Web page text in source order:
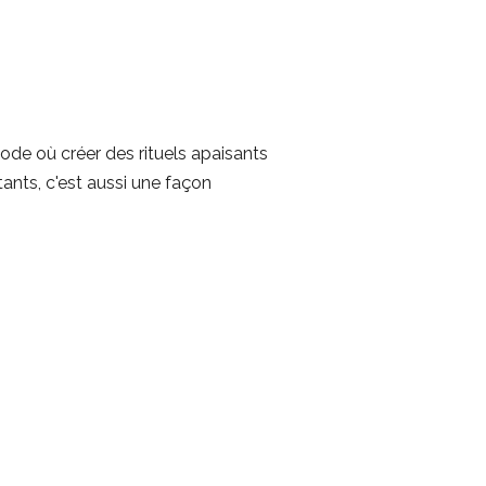
où créer des rituels apaisants
c'est aussi une façon